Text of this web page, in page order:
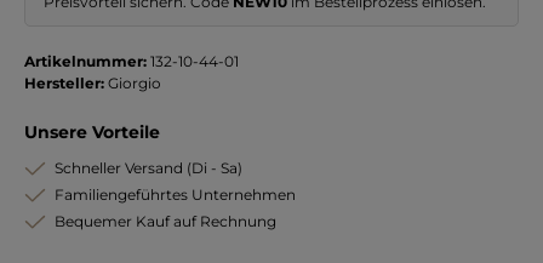
Artikelnummer: 132-10-44-01
Hersteller: Giorgio
Unsere Vorteile
Schneller Versand (Di - Sa)
Familiengeführtes Unternehmen
Bequemer Kauf auf Rechnung